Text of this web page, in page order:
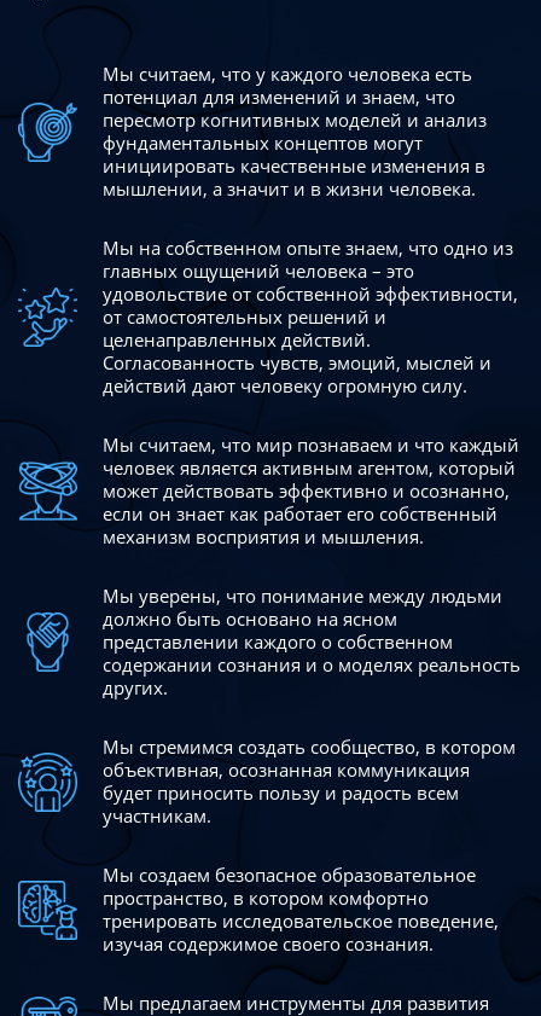
Мы считаем, что у каждого человека есть
потенциал для изменений и знаем, что
пересмотр когнитивных моделей и анализ
фундаментальных концептов могут
инициировать качественные изменения в
мышлении, а значит и в жизни человека.
Мы на собственном опыте знаем, что одно из
главных ощущений человека – это
удовольствие от собственной эффективности,
от самостоятельных решений и
целенаправленных действий.
Согласованность чувств, эмоций, мыслей и
действий дают человеку огромную силу.
Мы считаем, что мир познаваем и что каждый
человек является активным агентом, который
может действовать эффективно и осознанно,
если он знает как работает его собственный
механизм восприятия и мышления.
Мы уверены, что понимание между людьми
должно быть основано на ясном
представлении каждого о собственном
содержании сознания и о моделях реальность
других.
Мы стремимся создать сообщество, в котором
объективная, осознанная коммуникация
будет приносить пользу и радость всем
участникам.
Мы создаем безопасное образовательное
пространство, в котором комфортно
тренировать исследовательское поведение,
изучая содержимое своего сознания.
Мы предлагаем инструменты для развития